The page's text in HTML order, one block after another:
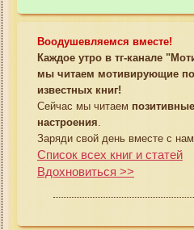
Воодушевляемся вместе!
Каждое утро в тг-канале
мы читаем мотивирующие
известных книг!
Сейчас мы читаем
настроения
Заряди свой день вместе с
Список всех книг и статей
Вдохновиться >>